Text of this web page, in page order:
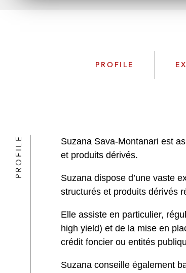
PROFILE
PROFILE
Suzana Sava-Montanari est
et produits dérivés.
Suzana dispose d’une vaste
structurés et produits dérivés
Elle assiste en particulier,
high yield) et de la mise en
crédit foncier ou entités
Suzana conseille également